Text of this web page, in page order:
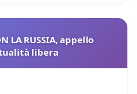
LA RUSSIA, appello
libera